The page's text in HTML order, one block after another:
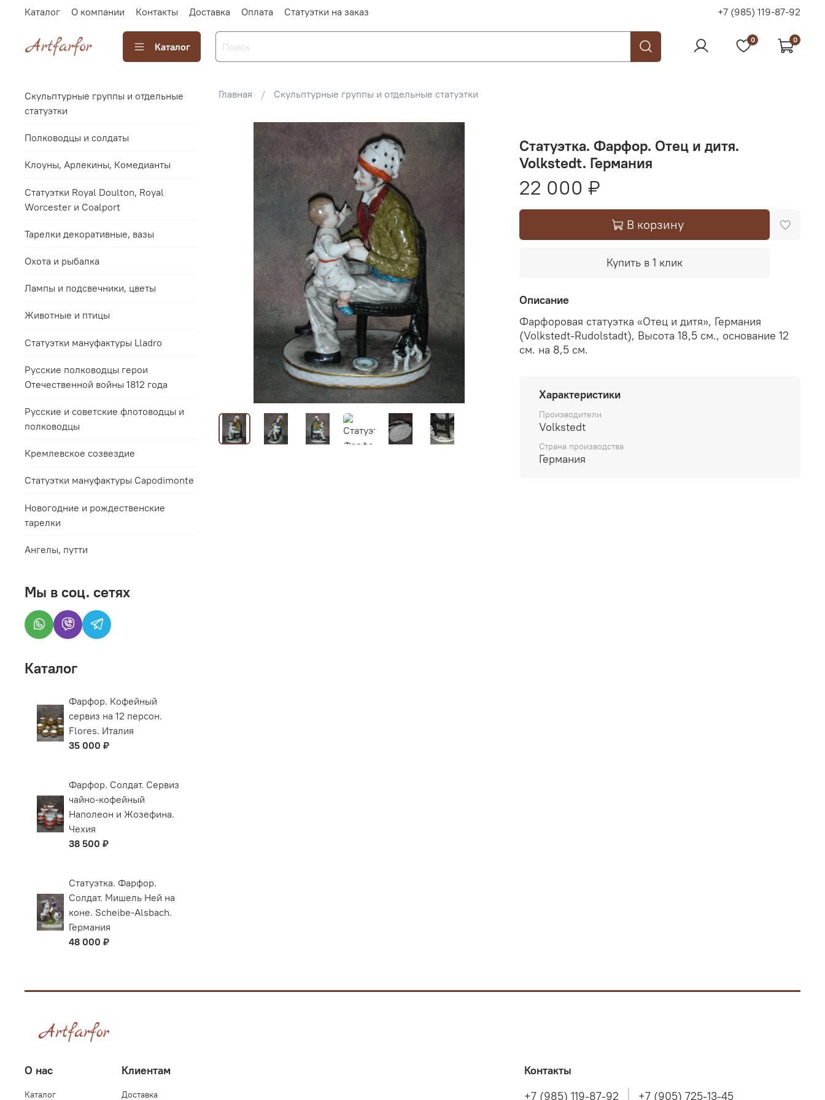
Каталог О компании Контакты Доставка Оплата Статуэтки на заказ +7 (985) 119-87-92
Каталог
0 0
Главная Скульптурные группы и отдельные статуэтки
Статуэтка. Фарфор. Отец и дитя.
Volkstedt. Германия
22 000 ₽
В корзину
Купить в 1 клик
Описание
Фарфоровая статуэтка «Отец и дитя», Германия
(Volkstedt-Rudolstadt), Высота 18,5 см., основание 12
см. на 8,5 см.
Характеристики
Производители
Volkstedt
Страна производства
Германия
Скульптурные группы и отдельные
статуэтки
Полководцы и солдаты
Клоуны, Арлекины, Комедианты
Статуэтки Royal Doulton, Royal
Worcester и Coalport
Тарелки декоративные, вазы
Охота и рыбалка
Лампы и подсвечники, цветы
Животные и птицы
Статуэтки мануфактуры Lladro
Русские полководцы герои
Отечественной войны 1812 года
Русские и советские флотоводцы и
полководцы
Кремлевское созвездие
Статуэтки мануфактуры Capodimonte
Новогодние и рождественские
тарелки
Ангелы, путти
Мы в соц. сетях
Каталог
Фарфор. Кофейный
сервиз на 12 персон.
Flores. Италия
35 000 ₽
Фарфор. Солдат. Сервиз
чайно-кофейный
Наполеон и Жозефина.
Чехия
38 500 ₽
Статуэтка. Фарфор.
Солдат. Мишель Ней на
коне. Scheibe-Alsbach.
Германия
48 000 ₽
О нас
Каталог
Клиентам
Доставка
Контакты
+7 (985) 119-87-92
+7 (905) 725-13-45